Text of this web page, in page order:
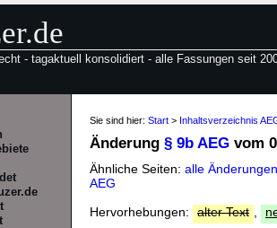
- tagaktuell konsolidiert - alle Fassungen seit
Sie sind hier: Start > Inhaltsverzeichnis
Änderung § 9b AEG vom
Ähnliche Seiten: alle
AEG
Hervorhebungen:
alter Text